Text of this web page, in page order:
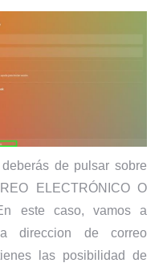
de pulsar sobre
ELECTRÓNICO O
este caso, vamos a
direccion de correo
las posibilidad de